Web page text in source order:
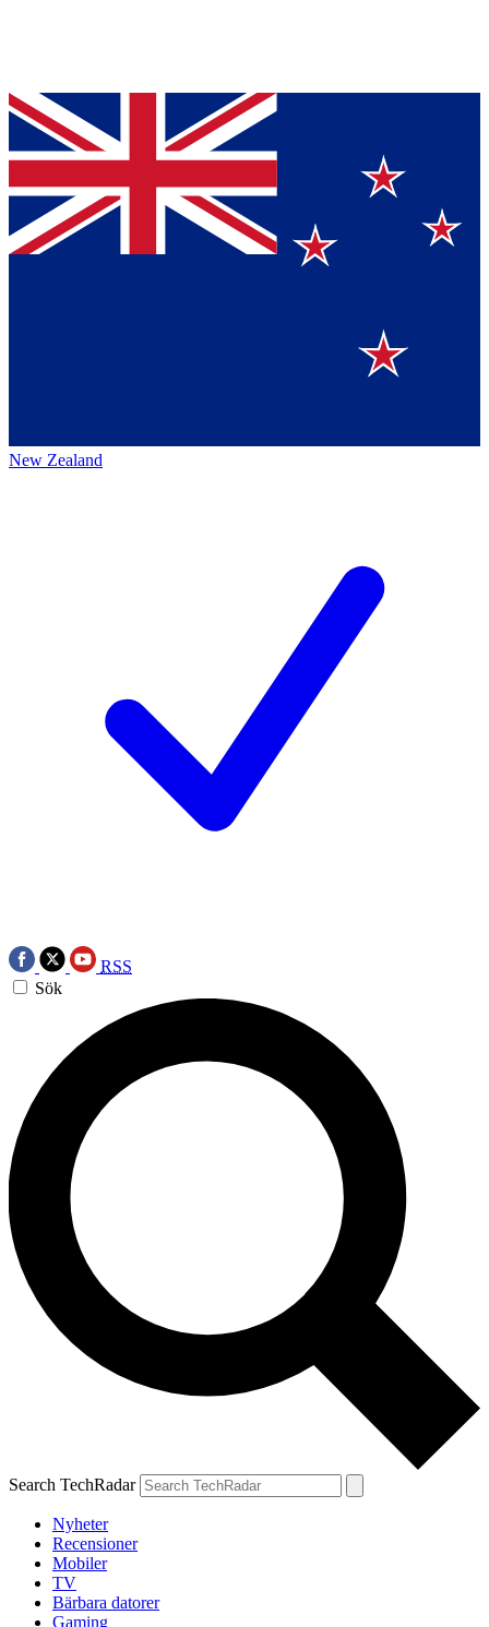
New Zealand
RSS
Sök
Search TechRadar
Nyheter
Recensioner
Mobiler
TV
Bärbara datorer
Gaming